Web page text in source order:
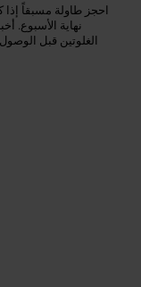
احجز طاولة مسبقاً
نهاية الأسبوع.
الغلوتين قبل